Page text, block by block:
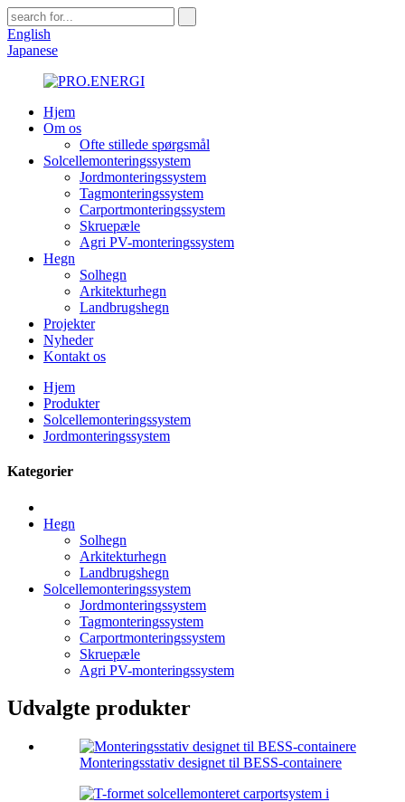
English
Japanese
Hjem
Om os
Ofte stillede spørgsmål
Solcellemonteringssystem
Jordmonteringssystem
Tagmonteringssystem
Carportmonteringssystem
Skruepæle
Agri PV-monteringssystem
Hegn
Solhegn
Arkitekturhegn
Landbrugshegn
Projekter
Nyheder
Kontakt os
Hjem
Produkter
Solcellemonteringssystem
Jordmonteringssystem
Kategorier
Hegn
Solhegn
Arkitekturhegn
Landbrugshegn
Solcellemonteringssystem
Jordmonteringssystem
Tagmonteringssystem
Carportmonteringssystem
Skruepæle
Agri PV-monteringssystem
Udvalgte produkter
Monteringsstativ designet til BESS-containere